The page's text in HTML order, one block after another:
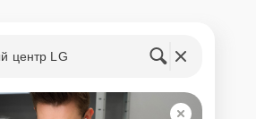
центр LG